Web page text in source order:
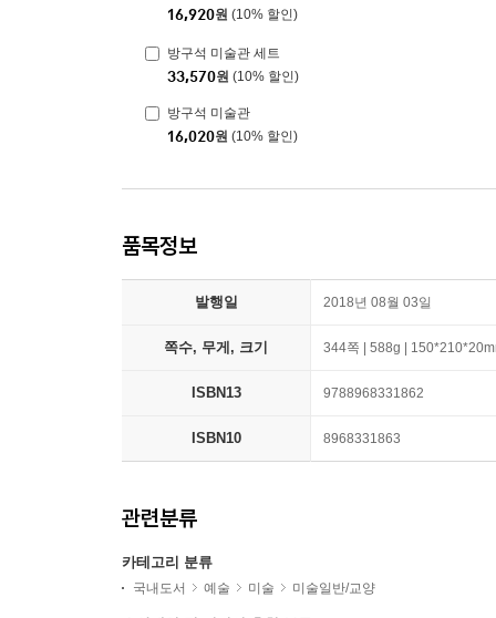
16,920원 (10% 할인)
방구석 미술관 세트
33,570원 (10% 할인)
방구석 미술관
16,020원 (10% 할인)
품목정보
발행일 2018년 08월 03일
쪽수, 무게, 크기 344쪽 | 588g |
ISBN13 9788968331862
ISBN10 8968331863
관련분류
카테고리 분류
국내도서 예술 미술 미술일반/교양